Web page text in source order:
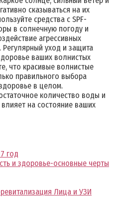
сказываться на их
средства с SPF-
в солнечную погоду и
агрессивных
уход и защита
ваших волнистых
что красивые волнистые
правильного выбора
в целом.
количество воды и
на состояние ваших
год
и здоровье-основные черты
Лица и УЗИ